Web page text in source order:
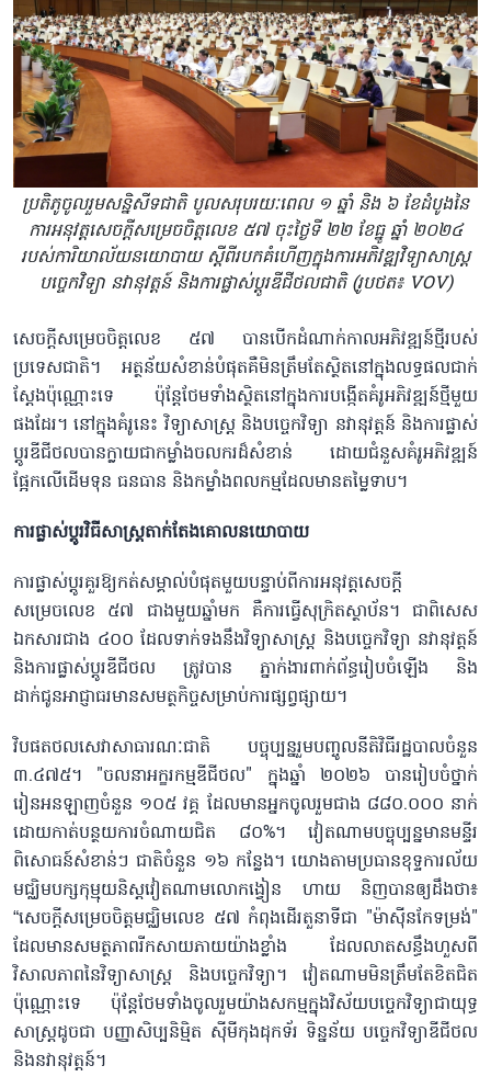
ប្រតិភូចូលរួមសន្និសីទជាតិ បូលសរុបរយៈពេល ១ ឆ្នាំ និង ៦ ខែដំបូងនៃ
ការអនុវត្តសេចក្តីសម្រេចចិត្តលេខ ៥៧ ចុះថ្ងៃទី ២២ ខែធ្នូ ឆ្នាំ ២០២៤
របស់ការិយាល័យនយោបាយ ស្តីពីរបកគំហើញក្នុងការអភិវឌ្ឍវិទ្យាសាស្ត្រ
បច្ចេកវិទ្យា នវានុវត្តន៍ និងការផ្លាស់ប្តូរឌីជីថលជាតិ (រូបថត៖ VOV)
សេចក្តីសម្រេចចិត្តលេខ ៥៧ បានបើកដំណាក់កាលអភិវឌ្ឍន៍ថ្មីរបស់
ប្រទេសជាតិ។ អត្ថន័យសំខាន់បំផុតគឺមិនត្រឹមតែស្ថិតនៅក្នុងលទ្ធផលជាក់
ស្តែងប៉ុណ្ណោះទេ ប៉ុន្តែថែមទាំងស្ថិតនៅក្នុងការបង្កើតគំរូអភិវឌ្ឍន៍ថ្មីមួយ
ផងដែរ។ នៅក្នុងគំរូនេះ វិទ្យាសាស្ត្រ និងបច្ចេកវិទ្យា នវានុវត្តន៍ និងការផ្លាស់
ប្តូរឌីជីថលបានក្លាយជាកម្លាំងចលករដ៏សំខាន់ ដោយជំនួសគំរូអភិវឌ្ឍន៍
ផ្អែកលើដើមទុន ធនធាន និងកម្លាំងពលកម្មដែលមានតម្លៃទាប។
ការផ្លាស់ប្តូរវិធីសាស្រ្តតាក់តែងគោលនយោបាយ
ការផ្លាស់ប្តូរគួរឱ្យកត់សម្គាល់បំផុតមួយបន្ទាប់ពីការអនុវត្តសេចក្តី
សម្រេចលេខ ៥៧ ជាងមួយឆ្នាំមក គឺការធ្វើសុក្រិតស្ថាប័ន។ ជាពិសេស
ឯកសារជាង ៤០០ ដែលទាក់ទងនឹងវិទ្យាសាស្ត្រ និងបច្ចេកវិទ្យា នវានុវត្តន៍
និងការផ្លាស់ប្តូរឌីជីថល ត្រូវបាន ភ្នាក់ងារពាក់ព័ន្ធរៀបចំឡើង និង
ដាក់ជូនអាជ្ញាធរមានសមត្ថកិច្ចសម្រាប់ការផ្សព្វផ្សាយ។
វិបផតថលសេវាសាធារណៈជាតិ បច្ចុប្បន្នរួមបញ្ចូលនីតិវិធីរដ្ឋបាលចំនួន
៣.៤៧៥។ "ចលនាអក្ខរកម្មឌីជីថល" ក្នុងឆ្នាំ ២០២៦ បានរៀបចំថ្នាក់
រៀនអនឡាញចំនួន ១០៥ វគ្គ ដែលមានអ្នកចូលរួមជាង ៨៨០.០០០ នាក់
ដោយកាត់បន្ថយការចំណាយជិត ៨០%។ វៀតណាមបច្ចុប្បន្នមានមន្ទីរ
ពិសោធន៍សំខាន់ៗ ជាតិចំនួន ១៦ កន្លែង។ យោងតាមប្រធានខុទ្ទការល័យ
មជ្ឈិមបក្សកុម្មុយនិស្តវៀតណាមលោកង្វៀន ហាយ និញបានឲ្យដឹងថា៖
“សេចក្តីសម្រេចចិត្តមជ្ឈិមលេខ ៥៧ កំពុងដើរតួនាទីជា "ម៉ាស៊ីនកែទម្រង់"
ដែលមានសមត្ថភាពរីកសាយភាយយ៉ាងខ្លាំង ដែលលាតសន្ធឹងហួសពី
វិសាលភាពនៃវិទ្យាសាស្ត្រ និងបច្ចេកវិទ្យា។ វៀតណាមមិនត្រឹមតែខិតជិត
ប៉ុណ្ណោះទេ ប៉ុន្តែថែមទាំងចូលរួមយ៉ាងសកម្មក្នុងវិស័យបច្ចេកវិទ្យាជាយុទ្ធ
សាស្ត្រដូចជា បញ្ញាសិប្បនិម្មិត ស៊ីមីកុងដុកទ័រ ទិន្នន័យ បច្ចេកវិទ្យាឌីជីថល
និងនវានុវត្តន៍។